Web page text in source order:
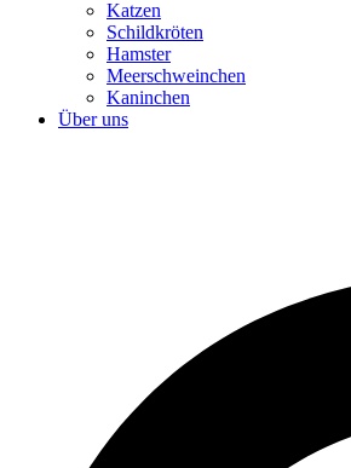
Katzen
Schildkröten
Hamster
Meerschweinchen
Kaninchen
Über uns